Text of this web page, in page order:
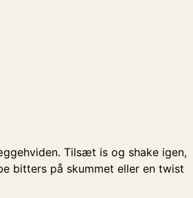
Tilsæt is og shake igen,
bitters på skummet eller en twist